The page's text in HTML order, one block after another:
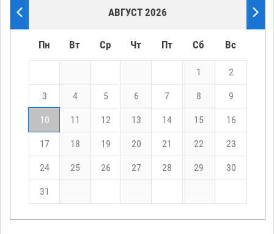
АВГУСТ 2026
Пн Вт Ср Чт Пт Сб Вс
1 2
3 4 5 6 7 8 9
10 11 12 13 14 15 16
17 18 19 20 21 22 23
24 25 26 27 28 29 30
31